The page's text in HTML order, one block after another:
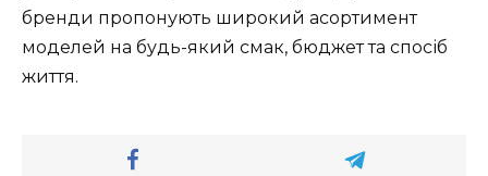
бренди пропонують широкий асортимент
моделей на будь-який смак, бюджет та спосіб
життя.